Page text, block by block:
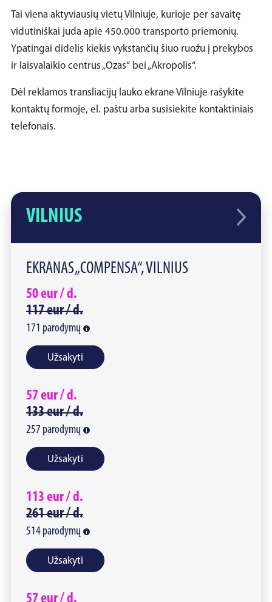
VILNIUS
EKRANAS „COMPENSA“, VILNIUS
50eur /d.
117eur /d.
171 parodymų
Užsakyti
57eur /d.
133eur /d.
257 parodymų
Užsakyti
113 eur /d.
261eur /d.
514 parodymų
Užsakyti
57eur /d.
Tai viena aktyviausių vietų Vilniuje, kurioje per savaitę
vidutiniškai juda apie 450.000 transporto priemonių.
Ypatingai didelis kiekis vykstančių šiuo ruožu į prekybos
ir laisvalaikio centrus „Ozas“ bei „Akropolis“.
Dėl reklamos transliacijų lauko ekrane Vilniuje rašykite
kontaktų formoje, el. paštu arba susisiekite kontaktiniais
telefonais.